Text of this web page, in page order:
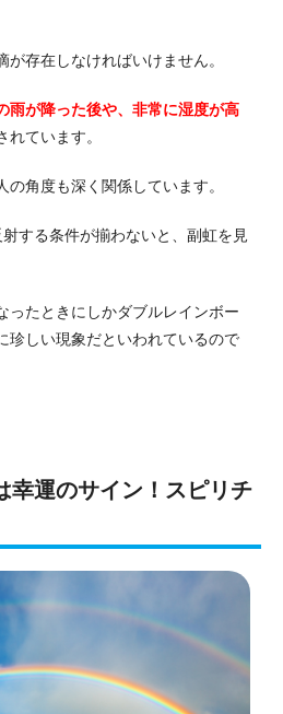
が存在しなければいけません。
雨が降った後や、非常に湿度が高
れています。
の角度も深く関係しています。
する条件が揃わないと、副虹を見
ったときにしかダブルレインボー
珍しい現象だといわれているので
幸運のサイン！スピリチ